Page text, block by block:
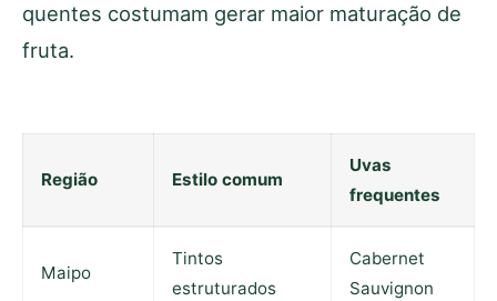
quentes costumam gerar maior maturação de
fruta.
Região Estilo comum
Uvas
frequentes
Maipo
Tintos
estruturados
Cabernet
Sauvignon